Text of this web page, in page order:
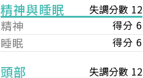
精神與睡眠 失調分數 12
精神 得分 6
睡眠 得分 6
頭部 失調分數 12